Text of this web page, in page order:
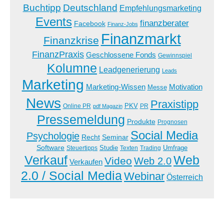
Buchtipp Deutschland Empfehlungsmarketing
Events Facebook Finanz-Jobs finanzberater
Finanzkrise Finanzmarkt
FinanzPraxis Geschlossene Fonds Gewinnspiel
Kolumne Leadgenerierung Leads
Marketing Marketing-Wissen Messe Motivation
News Online PR pdf Magazin PKV PR Praxistipp
Pressemeldung Produkte Prognosen
Psychologie Recht Seminar Social Media
Software Steuertipps Studie Texten Trading Umfrage
Verkauf Verkaufen Video Web 2.0Web
2.0 / Social MediaWebinar Österreich